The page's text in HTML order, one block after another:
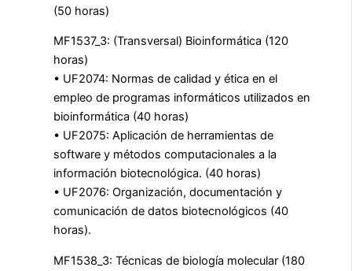
(50 horas)
MF1537_3: (Transversal) Bioinformática (120
horas)
• UF2074: Normas de calidad y ética en el
empleo de programas informáticos utilizados en
bioinformática (40 horas)
• UF2075: Aplicación de herramientas de
software y métodos computacionales a la
información biotecnológica. (40 horas)
• UF2076: Organización, documentación y
comunicación de datos biotecnológicos (40
horas).
MF1538_3: Técnicas de biología molecular (180